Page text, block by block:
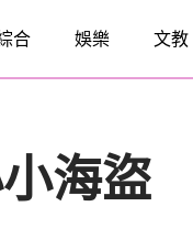
合 娛樂 文教
海盜